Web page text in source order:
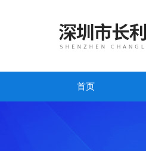
首页